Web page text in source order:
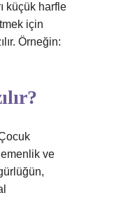
küçük harfle
için
Örneğin:
ve